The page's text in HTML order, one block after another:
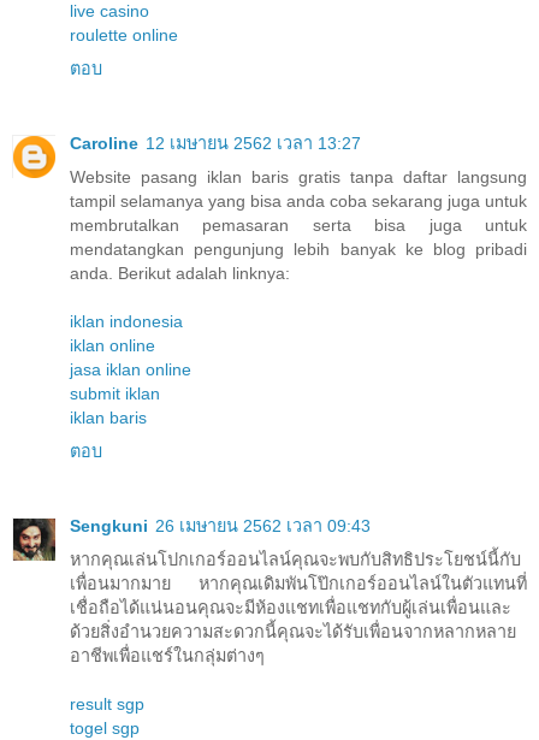
live casino
roulette online
ตอบ
Caroline 12 เมษายน 2562 เวลา 13:27
Website pasang iklan baris gratis tanpa daftar langsung
tampil selamanya yang bisa anda coba sekarang juga untuk
membrutalkan pemasaran serta bisa juga untuk
mendatangkan pengunjung lebih banyak ke blog pribadi
anda. Berikut adalah linknya:
iklan indonesia
iklan online
jasa iklan online
submit iklan
iklan baris
ตอบ
Sengkuni 26 เมษายน 2562 เวลา 09:43
หากคุณเล่นโปกเกอร์ออนไลน์คุณจะพบกับสิทธิประโยชน์นี้กับ
เพื่อนมากมาย หากคุณเดิมพันโป๊กเกอร์ออนไลน์ในตัวแทนที่
เชื่อถือได้แน่นอนคุณจะมีห้องแชทเพื่อแชทกับผู้เล่นเพื่อนและ
ด้วยสิ่งอำนวยความสะดวกนี้คุณจะได้รับเพื่อนจากหลากหลาย
อาชีพเพื่อแชร์ในกลุ่มต่างๆ
result sgp
togel sgp